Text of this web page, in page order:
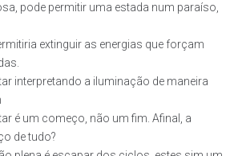
pode permitir uma estada num paraíso,
extinguir as energias que forçam
interpretando a iluminação de maneira
é um começo, não um fim. Afinal, a
de tudo?